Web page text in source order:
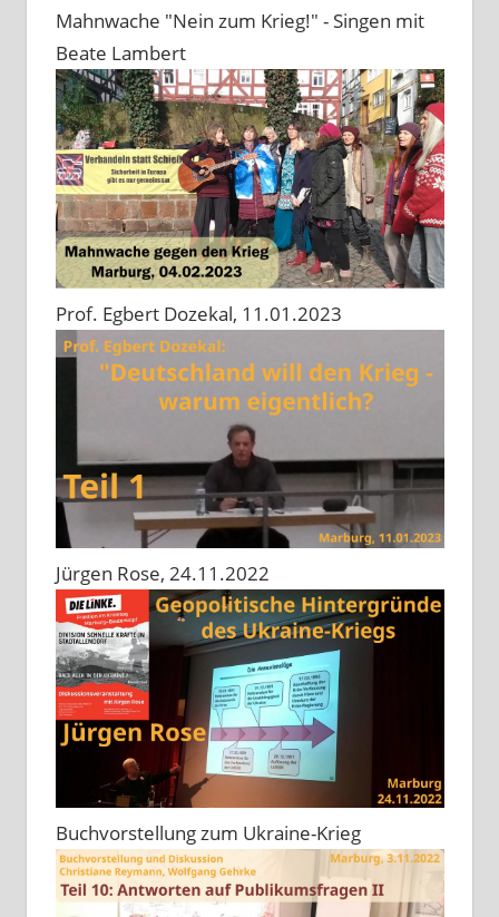
Mahnwache "Nein zum Krieg!" - Singen mit
Beate Lambert
Prof. Egbert Dozekal, 11.01.2023
Jürgen Rose, 24.11.2022
Buchvorstellung zum Ukraine-Krieg